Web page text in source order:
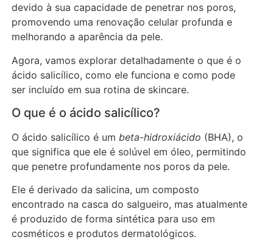
devido à sua capacidade de penetrar nos poros,
promovendo uma renovação celular profunda e
melhorando a aparência da pele.
Agora, vamos explorar detalhadamente o que é o
ácido salicílico, como ele funciona e como pode
ser incluído em sua rotina de skincare.
O que é o ácido salicílico?
O ácido salicílico é um beta-hidroxiácido (BHA), o
que significa que ele é solúvel em óleo, permitindo
que penetre profundamente nos poros da pele.
Ele é derivado da salicina, um composto
encontrado na casca do salgueiro, mas atualmente
é produzido de forma sintética para uso em
cosméticos e produtos dermatológicos.